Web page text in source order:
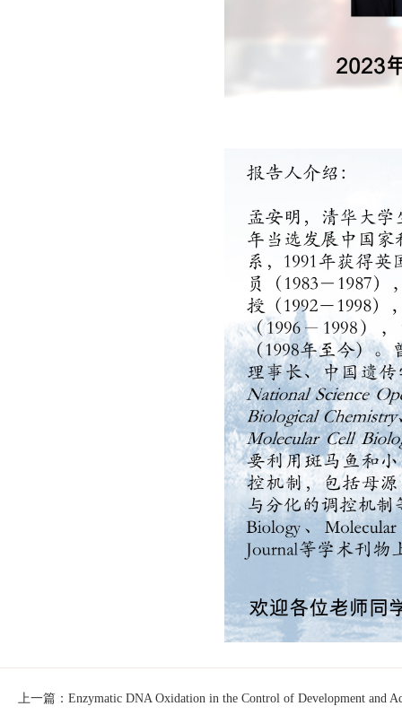
上一篇：Enzymatic DNA Oxidation in the Control of Development and